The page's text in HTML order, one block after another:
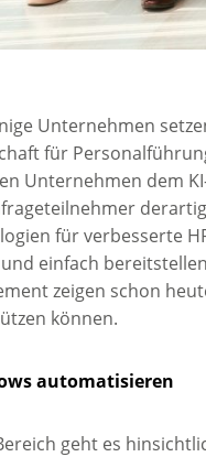
Unternehmen
für
Unternehmen dem
für verbesserte
einfach
zeigen schon
können.
automatisieren
geht es